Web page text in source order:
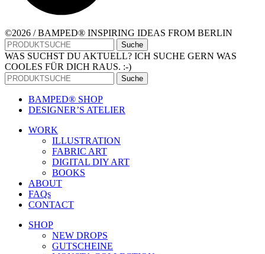
©2026 / BAMPED® INSPIRING IDEAS FROM BERLIN
Suche
WAS SUCHST DU AKTUELL? ICH SUCHE GERN WAS
COOLES FÜR DICH RAUS. :-)
Suche
BAMPED® SHOP
DESIGNER’S ATELIER
WORK
ILLUSTRATION
FABRIC ART
DIGITAL DIY ART
BOOKS
ABOUT
FAQs
CONTACT
SHOP
NEW DROPS
GUTSCHEINE